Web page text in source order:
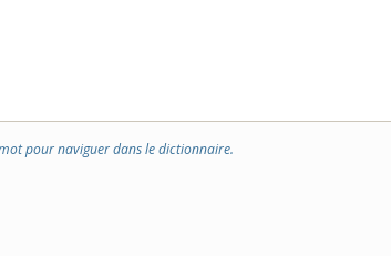
pour naviguer dans le dictionnaire.